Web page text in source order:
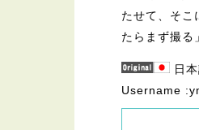
たせて、そこ
たらまず撮る
日
Username